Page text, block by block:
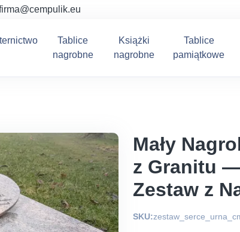
Tablice
nagrobne
Książki
nagrobne
Tablice
pamiątkowe
Mały
z Granitu
Zestaw z
SKU: